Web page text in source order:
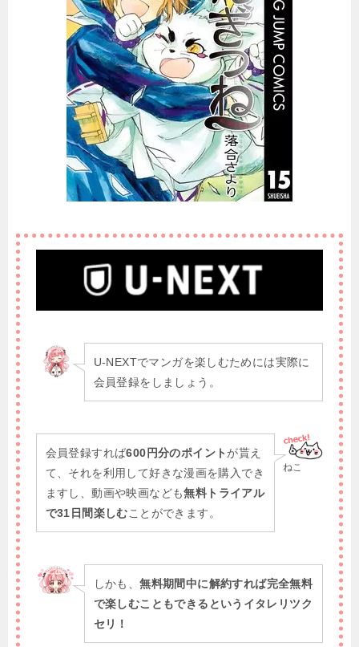
U-NEXTでマンガを楽しむためには実際に
会員登録をしましょう。
ねこ
会員登録すれば600円分のポイント が貰え
て、それを利用して好きな漫画を購入でき
ますし、動画や映画なども無料トライアル
で31日間楽しむことができます。
しかも、無料期間中に解約すれば完全無料
で楽しむこともできるというイタレリツク
セリ！